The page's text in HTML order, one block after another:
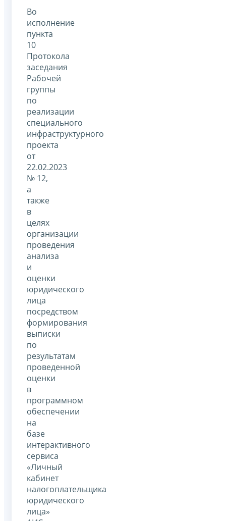
Во
исполнение
пункта
10
Протокола
заседания
Рабочей
группы
по
реализации
специального
инфраструктурного
проекта
от
22.02.2023
№ 12,
а
также
в
целях
организации
проведения
анализа
и
оценки
юридического
лица
посредством
формирования
выписки
по
результатам
проведенной
оценки
в
программном
обеспечении
на
базе
интерактивного
сервиса
«Личный
кабинет
налогоплательщика
юридического
лица»